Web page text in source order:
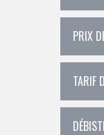
PRIX
TARIF